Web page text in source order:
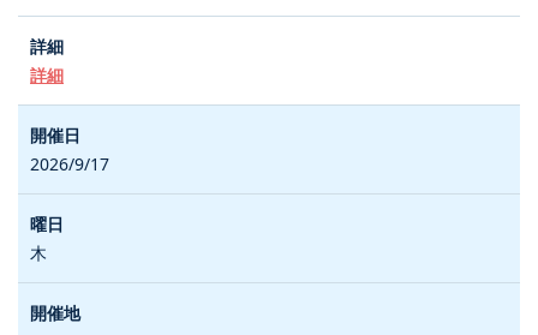
詳細
2026/9/17
木